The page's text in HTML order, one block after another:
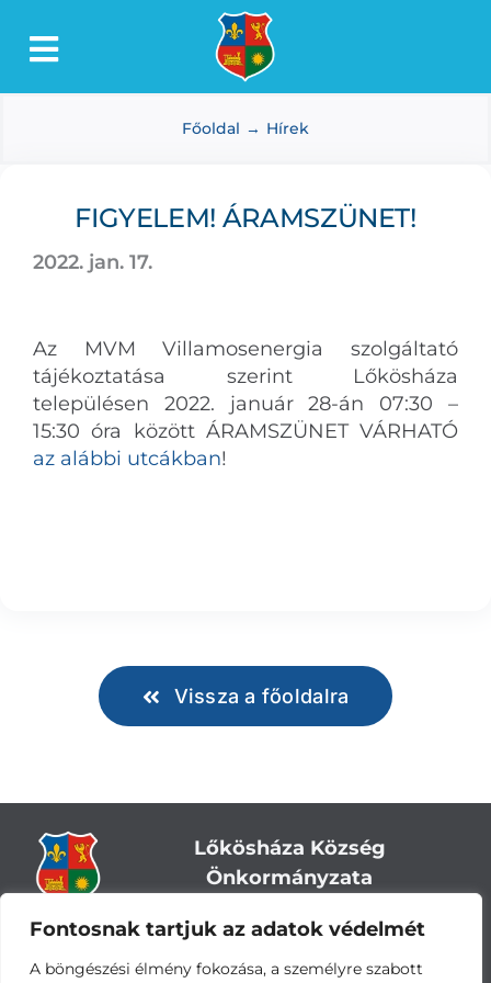
Fontosnak tartjuk az adatok védelmét
A böngészési élmény fokozása, a személyre szabott
Toggle
Lőkösháza
Dokumentumtár
Média
Főoldal Hírek
FIGYELEM! ÁRAMSZÜNET!
2022. jan. 17.
Az MVM Villamosenergia szolgáltató
tájékoztatása szerint Lőkösháza
településen 2022. január 28-án 07:30 –
15:30 óra között ÁRAMSZÜNET VÁRHATÓ
az alábbi utcákban!
Vissza a főoldalra
Lőkösháza Község
Önkormányzata
Cím:5743 Lőkösháza, Eleki út 28.
Központi telefonszám:+36 66 244-244